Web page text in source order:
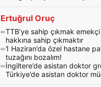
Ertuğrul Oruç
TTB’ye sahip çıkmak emekçi
hakkına sahip çıkmaktır
1 Haziran’da özel hastane
tuzağını bozalım!
İngiltere’de asistan doktor
Türkiye’de asistan doktor